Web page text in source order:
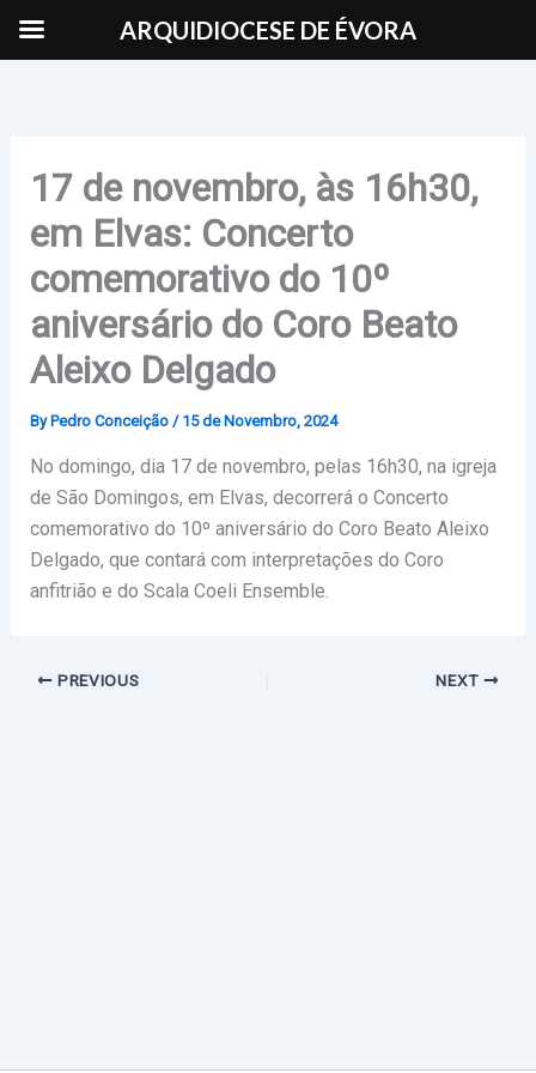
17 de novembro, às 16h30,
em Elvas: Concerto
comemorativo do 10º
aniversário do Coro Beato
Aleixo Delgado
By Pedro Conceição / 15 de Novembro, 2024
No domingo, dia 17 de novembro, pelas 16h30, na igreja
de São Domingos, em Elvas, decorrerá o Concerto
comemorativo do 10º aniversário do Coro Beato Aleixo
Delgado, que contará com interpretações do Coro
anfitrião e do Scala Coeli Ensemble.
PREVIOUS NEXT
ARQUIDIOCESE DE ÉVORA